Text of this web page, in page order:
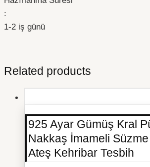
:
1-2 iş günü
Related products
925 Ayar Gümüş Kral
Nakkaş İmameli Süzme
Ateş Kehribar Tesbih